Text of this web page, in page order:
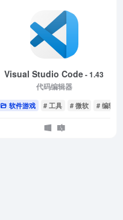
Visual Studio Code- 1.43
代码编辑器
软件游戏 # 工具 # 微软 # 编辑器